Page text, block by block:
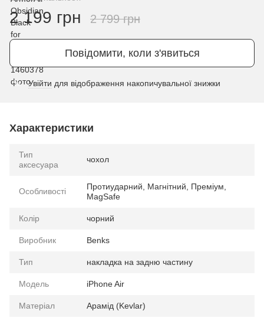
2 199 грн 2 799 грн
Повідомити, коли з'явиться
% Увійти для відображення накопичувальної знижки
Характеристики
Тип
аксесуара
чохол
Особливості
Протиударний, Магнітний, Преміум,
MagSafe
Колір чорний
Виробник Benks
Тип накладка на задню частину
Модель iPhone Air
Матеріал Арамід (Kevlar)